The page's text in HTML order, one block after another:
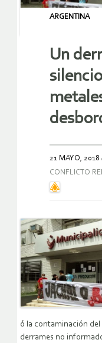
ARGENTINA
Un
21 MAYO, 2018
CONFLICTO
ó la contaminación del
derrames no